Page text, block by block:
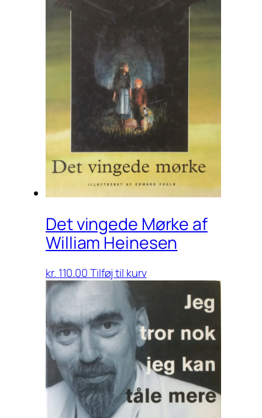
Det vingede Mørke af
William Heinesen
kr. 110.00Tilføj til kurv